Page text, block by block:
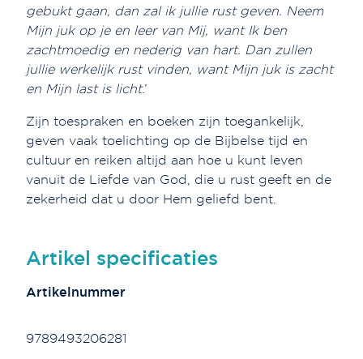
gebukt gaan, dan zal ik jullie rust geven. Neem
Mijn juk op je en leer van Mij, want Ik ben
zachtmoedig en nederig van hart. Dan zullen
jullie werkelijk rust vinden, want Mijn juk is zacht
en Mijn last is licht.’
Zijn toespraken en boeken zijn toegankelijk,
geven vaak toelichting op de Bijbelse tijd en
cultuur en reiken altijd aan hoe u kunt leven
vanuit de Liefde van God, die u rust geeft en de
zekerheid dat u door Hem geliefd bent.
Artikel specificaties
Artikelnummer
9789493206281